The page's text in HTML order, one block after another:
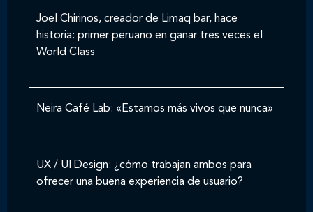
Joel Chirinos, creador de Limaq bar, hace
historia: primer peruano en ganar tres veces el
World Class
Neira Café Lab: «Estamos más vivos que nunca»
UX / UI Design: ¿cómo trabajan ambos para
ofrecer una buena experiencia de usuario?